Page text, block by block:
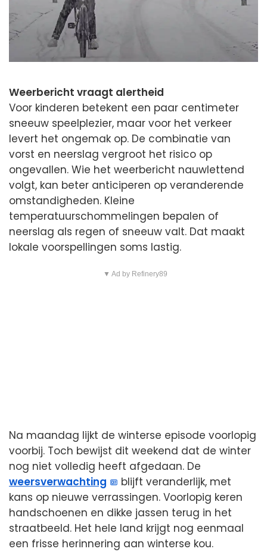
Weerbericht vraagt alertheid
Voor kinderen betekent een paar centimeter
sneeuw speelplezier, maar voor het verkeer
levert het ongemak op. De combinatie van
vorst en neerslag vergroot het risico op
ongevallen. Wie het weerbericht nauwlettend
volgt, kan beter anticiperen op veranderende
omstandigheden. Kleine
temperatuurschommelingen bepalen of
neerslag als regen of sneeuw valt. Dat maakt
lokale voorspellingen soms lastig.
▼ Ad by Refinery89
Na maandag lijkt de winterse episode voorlopig
voorbij. Toch bewijst dit weekend dat de winter
nog niet volledig heeft afgedaan. De
weersverwachting
blijft veranderlijk, met
kans op nieuwe verrassingen. Voorlopig keren
handschoenen en dikke jassen terug in het
straatbeeld. Het hele land krijgt nog eenmaal
een frisse herinnering aan winterse kou.